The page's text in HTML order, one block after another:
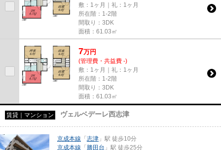
敷：1ヶ月｜礼：1ヶ月
所在階：1-2階
間取り：3DK
面積：61.03㎡
7万円
(管理費・共益費 -)
敷：1ヶ月｜礼：1ヶ月
所在階：1-2階
間取り：3DK
面積：61.03㎡
賃貸｜マンション ヴェルベデーレ西志津
京成本線 「 志津 」駅 徒歩10分
京成本線 「 勝田台 」駅 徒歩25分